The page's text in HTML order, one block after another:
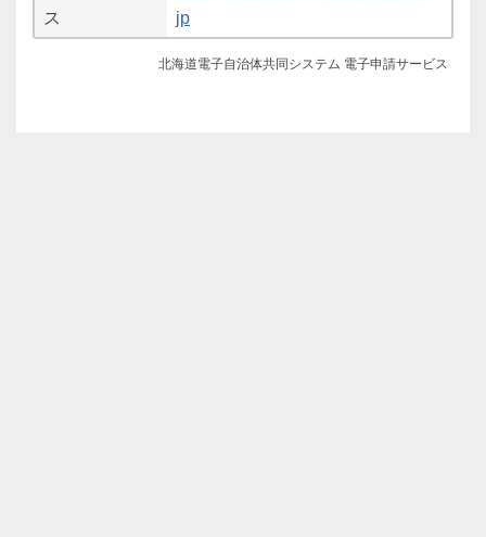
ス
jp
北海道電子自治体共同システム 電子申請サービス